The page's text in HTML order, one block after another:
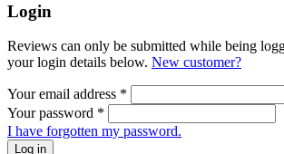
Login
Reviews can only be submitted while being
your login details below. New customer?
Your email address *
Your password *
I have forgotten my password.
Log in